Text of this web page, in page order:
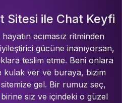
Sitesi ile Chat Keyfi
acımasız ritminden
gücüne inanıyorsan,
teslim etme. Beni onlara
kulak ver ve buraya, bizim
sitemize gel. Bir rumuz seç,
sız ve içindeki o güzel